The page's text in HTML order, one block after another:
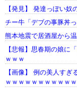
【発見】 発達っぽい
チー牛「デブの事豚丼
熊本地震で居酒屋から
【悲報】思春期の娘に
ｗｗｗ
【画像】 例の美人す
ｗｗｗｗｗｗｗｗｗｗ